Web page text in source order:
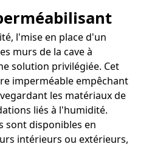
l'mise en place d'un
murs de la cave à
solution privilégiée. Cet
imperméable empêchant
les matériaux de
liés à l'humidité.
sont disponibles en
intérieurs ou extérieurs,